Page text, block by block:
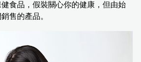
食品，假裝關心你的健康，但由始
售的產品。